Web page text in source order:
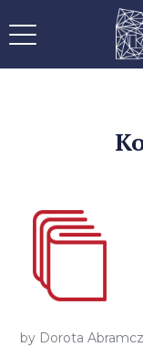
by Dorota